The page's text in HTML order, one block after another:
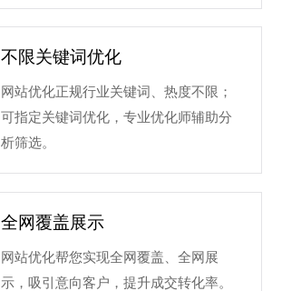
不限关键词优化
网站优化正规行业关键词、热度不限；
可指定关键词优化，专业优化师辅助分
析筛选。
全网覆盖展示
网站优化帮您实现全网覆盖、全网展
示，吸引意向客户，提升成交转化率。